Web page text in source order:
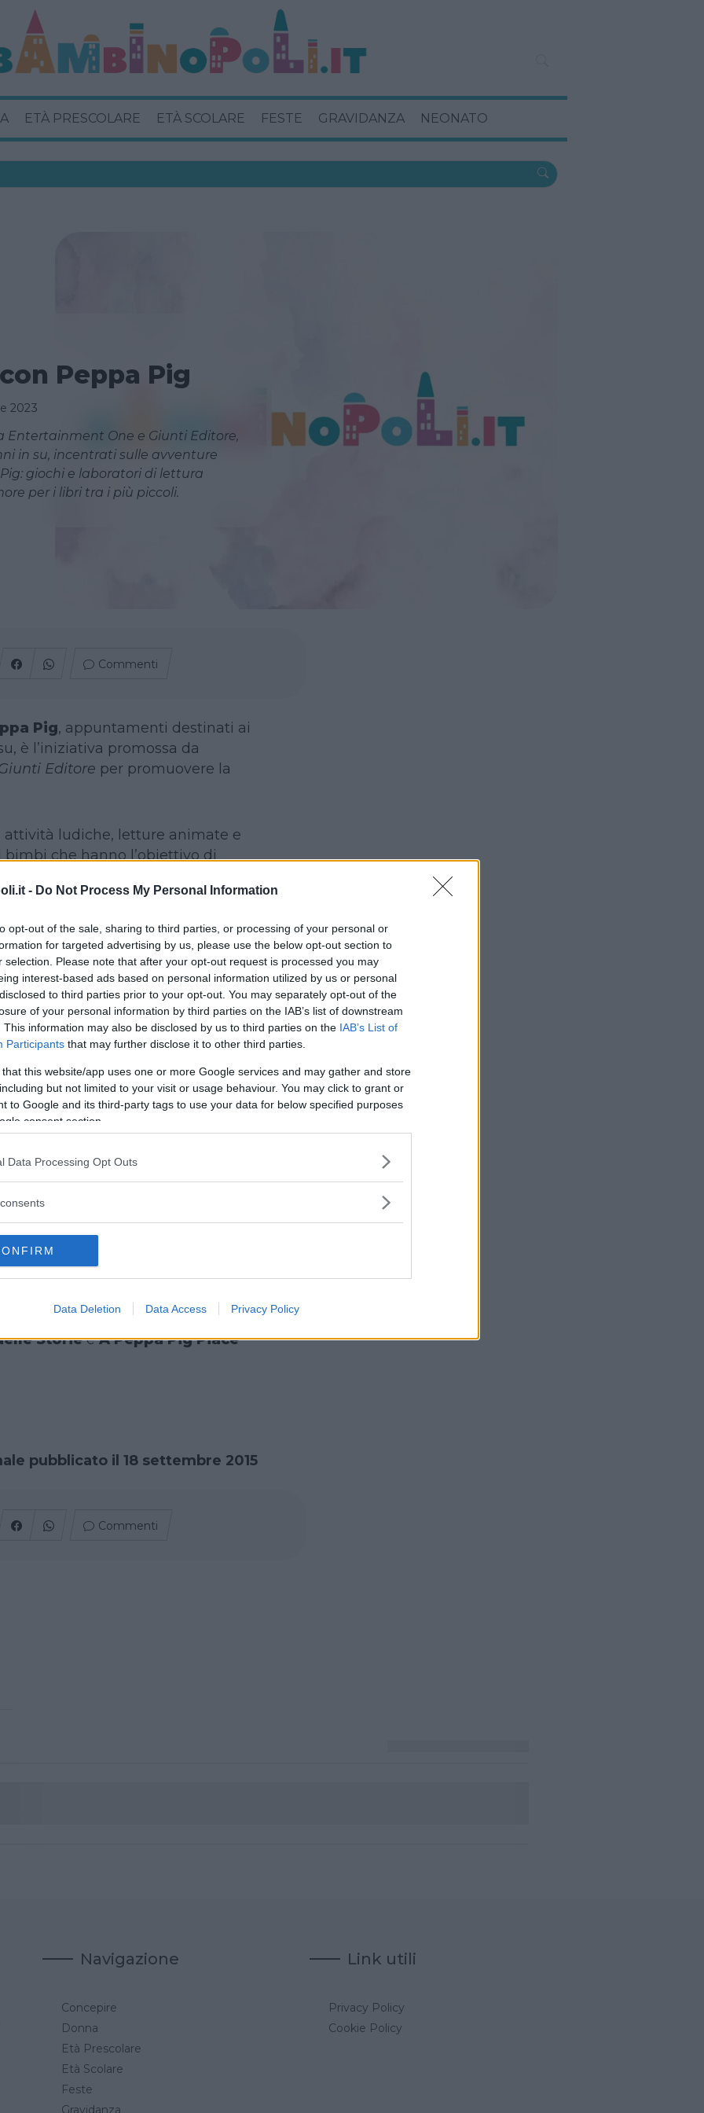
- Do Not Process My Personal Information
opt-out of the sale, sharing to third parties, or processing of your personal or
for targeted advertising by us, please use the below opt-out section to
selection. Please note that after your opt-out request is processed you may
interest-based ads based on personal information utilized by us or personal
to third parties prior to your opt-out. You may separately opt-out of the
of your personal information by third parties on the IAB’s list of downstream
This information may also be disclosed by us to third parties on the IAB’s List of
Participants that may further disclose it to other third parties.
that this website/app uses one or more Google services and may gather and store
but not limited to your visit or usage behaviour. You may click to grant or
to Google and its third-party tags to use your data for below specified purposes
consent section.
Data Processing Opt Outs
Data Deletion Data Access Privacy Policy
ETÀ PRESCOLARE ETÀ SCOLARE FESTE GRAVIDANZA NEONATO
Peppa Pig
2023
Entertainment One e Giunti Editore,
in su, incentrati sulle avventure
giochi e laboratori di lettura
per i libri tra i più piccoli.
Commenti
Pig, appuntamenti destinati ai
è l’iniziativa promossa da
Editore per promuovere la
attività ludiche, letture animate e
bimbi che hanno l’obiettivo di
i piccini attraverso le storie in cui
beniaminaPeppa Pig,
alla sua famiglia, grazie al
tutti i giorni daRai Yoyo.
per i bambini sono pensati per
attraverso esperienze di
come comune denominatore
della lettura.
a leggere dopo la pubblicità
l’elenco completo delle strutture
il sito
) può ospitare fino a 25 bambini e
prenotato. Le attività e i
sono pensati per stimolare la loro
di divertimento che hanno
l’avvicinamento al mondo
saranno tre:
StorieeA Peppa Pig Piace
pubblicato il 18 settembre 2015
Commenti
Navigazione
Concepire
Donna
Età Prescolare
Età Scolare
Feste
Gravidanza
Link utili
Privacy Policy
Cookie Policy